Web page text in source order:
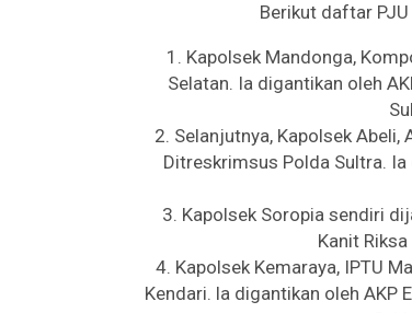
Berikut daftar
1. Kapolsek Mandonga,
Selatan. Ia digantikan oleh
2. Selanjutnya, Kapolsek
Ditreskrimsus Polda Sultra.
3. Kapolsek Soropia sendiri
Kanit
4. Kapolsek Kemaraya, IPTU
Kendari. la digantikan oleh AKP